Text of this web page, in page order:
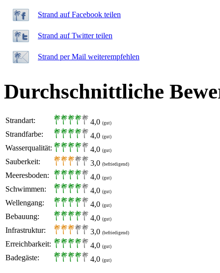
Strand auf Facebook teilen
Strand auf Twitter teilen
Strand per Mail weiterempfehlen
Durchschnittliche
Strandart: 4,0 (gut)
Strandfarbe: 4,0 (gut)
Wasserqualität: 4,0 (gut)
Sauberkeit: 3,0 (befriedigend)
Meeresboden: 4,0 (gut)
Schwimmen: 4,0 (gut)
Wellengang: 4,0 (gut)
Bebauung: 4,0 (gut)
Infrastruktur: 3,0 (befriedigend)
Erreichbarkeit: 4,0 (gut)
Badegäste: 4,0 (gut)